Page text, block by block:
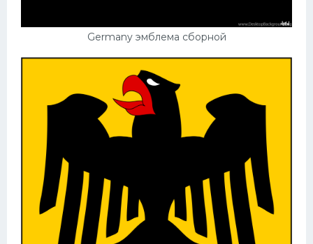
Germany эмблема сборной